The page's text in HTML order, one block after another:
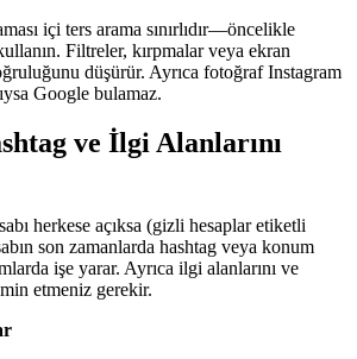
içi ters arama sınırlıdır—öncelikle
Filtreler, kırpmalar veya ekran
düşürür. Ayrıca fotoğraf Instagram
Google bulamaz.
ve İlgi Alanlarını
herkese açıksa (gizli hesaplar etiketli
son zamanlarda hashtag veya konum
işe yarar. Ayrıca ilgi alanlarını ve
etmeniz gerekir.